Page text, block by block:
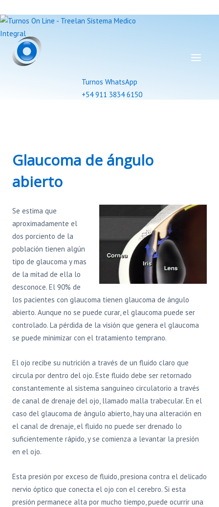
Turnos WhatsApp
+54 911 3834 6150
Glaucoma de ángulo
abierto
Se estima que
aproximadamente el
dos porciento de la
población tienen algún
tipo de glaucoma y mas
de la mitad de ella lo
desconoce. El 90% de
los pacientes con glaucoma tienen glaucoma de ángulo
abierto. Aunque no se puede curar, el glaucoma puede ser
controlado. La pérdida de la visión que genera el glaucoma
se puede minimizar con el tratamiento temprano.
El ojo recibe su nutrición a través de un fluido claro que
circula por dentro del ojo. Este fluido debe ser retornado
constantemente al sistema sanguíneo circulatorio a través
de canal de drenaje del ojo, llamado malla trabecular. En el
caso del glaucoma de ángulo abierto, hay una alteración en
el canal de drenaje, el fluido no puede ser drenado lo
suficientemente rápido, y se comienza a levantar la presión
en el ojo.
Esta presión por exceso de fluido, presiona contra el delicado
nervio óptico que conecta el ojo con el cerebro. Si esta
presión permanece alta por mucho tiempo, puede ocurrir una